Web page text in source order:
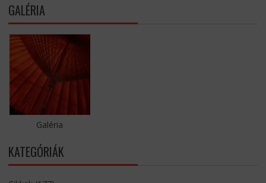
GALÉRIA
Galéria
KATEGÓRIÁK